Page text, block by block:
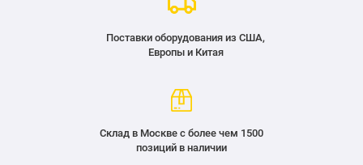
Поставки оборудования из США,
Европы и Китая
Склад в Москве с более чем 1500
позиций в наличии